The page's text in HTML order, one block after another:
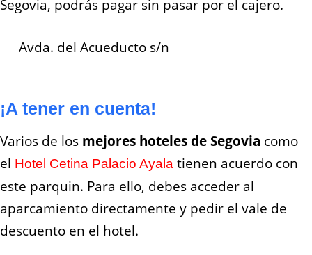
Segovia, podrás pagar sin pasar por el cajero.
Avda. del Acueducto s/n
¡A tener en cuenta!
Varios de los mejores hoteles de Segovia como
el Hotel Cetina Palacio Ayala tienen acuerdo con
este parquin. Para ello, debes acceder al
aparcamiento directamente y pedir el vale de
descuento en el hotel.